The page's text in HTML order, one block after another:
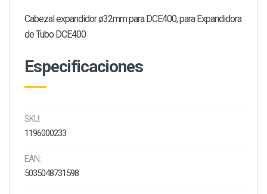
Cabezal expandidor ø32mm para DCE400, para Expandidora
de Tubo DCE400
Especificaciones
SKU:
1196000233
EAN:
5035048731598